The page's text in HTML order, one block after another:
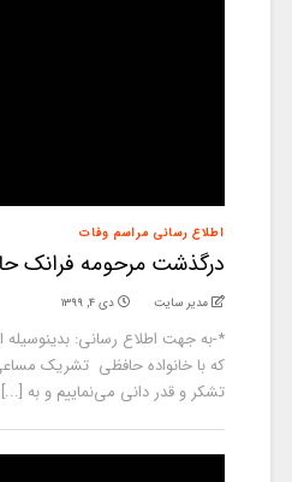
اطلاع رسانی مراسم وفات
درگذشت مرحومه فرانک
مدیر سایت دی ۴, ۱۳۹۹
*-به جهت اطلاع رسانی: بدینوسیله
که با خانواده حافظی تشریک
تشکر و قدر دانی می‌نماییم و به [...]